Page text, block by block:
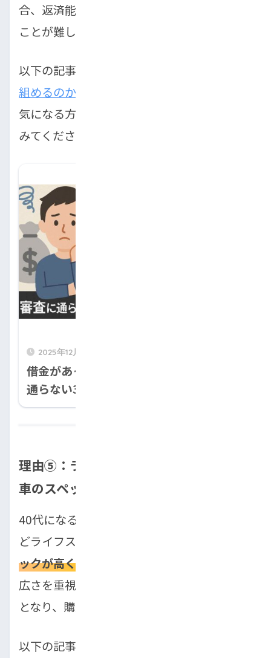
合、返済能力を疑問視され、審査を通過する
ことが難しくなることがあります。
以下の記事では、
組めるのか
気になる方はぜひこちらの記事も参考にして
みてください。
2025年12月10日
借金があっても車ローンは組める！審査に
通らない3つの理由と4つの解決策を解説
理由⑤：ライフスタイルの変化で求める
車のスペックが上がった
40代になると、家族の人数や趣味の多様化な
どライフスタイルが変化し、
ックが高くなります
広さを重視すると、結果的に購入費用が高額
となり、購入のハードルが一層上がります。
以下の記事では、